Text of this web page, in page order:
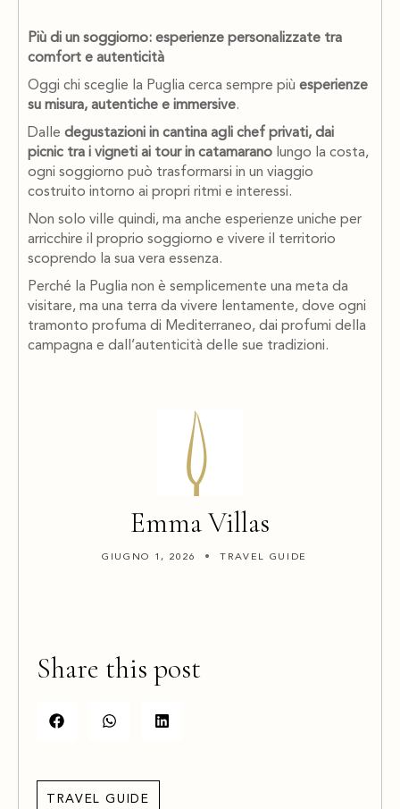
Più di un soggiorno: esperienze personalizzate tra
comfort e autenticità
Oggi chi sceglie la Puglia cerca sempre più esperienze
su misura, autentiche e immersive.
Dalle degustazioni in cantina agli chef privati, dai
picnic tra i vigneti ai tour in catamarano lungo la costa,
ogni soggiorno può trasformarsi in un viaggio
costruito intorno ai propri ritmi e interessi.
Non solo ville quindi, ma anche esperienze uniche per
arricchire il proprio soggiorno e vivere il territorio
scoprendo la sua vera essenza.
Perché la Puglia non è semplicemente una meta da
visitare, ma una terra da vivere lentamente, dove ogni
tramonto profuma di Mediterraneo, dai profumi della
campagna e dall’autenticità delle sue tradizioni.
Emma Villas
GIUGNO 1, 2026 TRAVEL GUIDE
Share this post
TRAVEL GUIDE